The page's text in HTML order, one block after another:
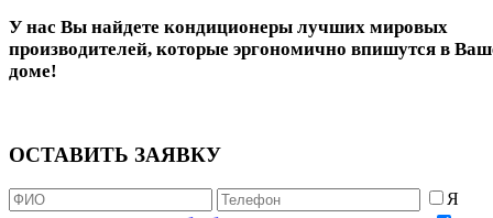
У нас Вы найдете кондиционеры лучших мировых
производителей, которые эргономично впишутся в
доме!
ОСТАВИТЬ ЗАЯВКУ
Я